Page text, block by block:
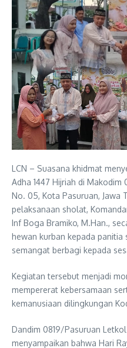
LCN – Suasana khidmat
Adha 1447 Hijriah di Makodim
No. 05, Kota Pasuruan, Jawa
pelaksanaan sholat,
Inf Boga Bramiko, M.Han.,
hewan kurban kepada panitia
semangat berbagi kepada
Kegiatan tersebut menjadi
mempererat kebersamaan
kemanusiaan dilingkungan
Dandim 0819/Pasuruan
menyampaikan bahwa Hari